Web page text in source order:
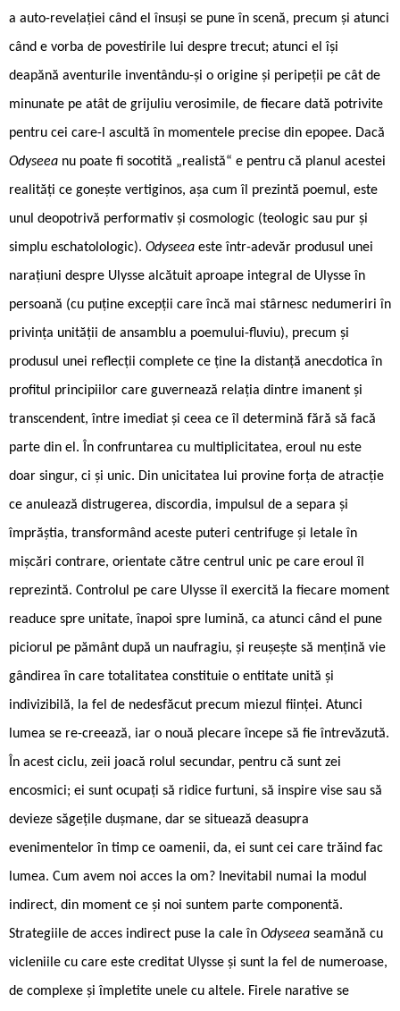
a auto-revelației când el însuși se pune în scenă, precum și atunci
când e vorba de povestirile lui despre trecut; atunci el își
deapănă aventurile inventându-și o origine și peripeții pe cât de
minunate pe atât de grijuliu verosimile, de fiecare dată potrivite
pentru cei care-l ascultă în momentele precise din epopee. Dacă
Odyseea nu poate fi socotită „realistă“ e pentru că planul acestei
realități ce gonește vertiginos, așa cum îl prezintă poemul, este
unul deopotrivă performativ și cosmologic (teologic sau pur și
simplu eschatolologic). Odyseea este într-adevăr produsul unei
narațiuni despre Ulysse alcătuit aproape integral de Ulysse în
persoană (cu puține excepții care încă mai stârnesc nedumeriri în
privința unității de ansamblu a poemului-fluviu), precum și
produsul unei reflecții complete ce ține la distanță anecdotica în
profitul principiilor care guvernează relația dintre imanent și
transcendent, între imediat și ceea ce îl determină fără să facă
parte din el. În confruntarea cu multiplicitatea, eroul nu este
doar singur, ci și unic. Din unicitatea lui provine forța de atracție
ce anulează distrugerea, discordia, impulsul de a separa și
împrăștia, transformând aceste puteri centrifuge și letale în
mișcări contrare, orientate către centrul unic pe care eroul îl
reprezintă. Controlul pe care Ulysse îl exercită la fiecare moment
readuce spre unitate, înapoi spre lumină, ca atunci când el pune
piciorul pe pământ după un naufragiu, și reușește să mențină vie
gândirea în care totalitatea constituie o entitate unită și
indivizibilă, la fel de nedesfăcut precum miezul ființei. Atunci
lumea se re-creează, iar o nouă plecare începe să fie întrevăzută.
În acest ciclu, zeii joacă rolul secundar, pentru că sunt zei
encosmici; ei sunt ocupați să ridice furtuni, să inspire vise sau să
devieze săgețile dușmane, dar se situează deasupra
evenimentelor în timp ce oamenii, da, ei sunt cei care trăind fac
lumea. Cum avem noi acces la om? Inevitabil numai la modul
indirect, din moment ce și noi suntem parte componentă.
Strategiile de acces indirect puse la cale în Odyseea seamănă cu
vicleniile cu care este creditat Ulysse și sunt la fel de numeroase,
de complexe și împletite unele cu altele. Firele narative se